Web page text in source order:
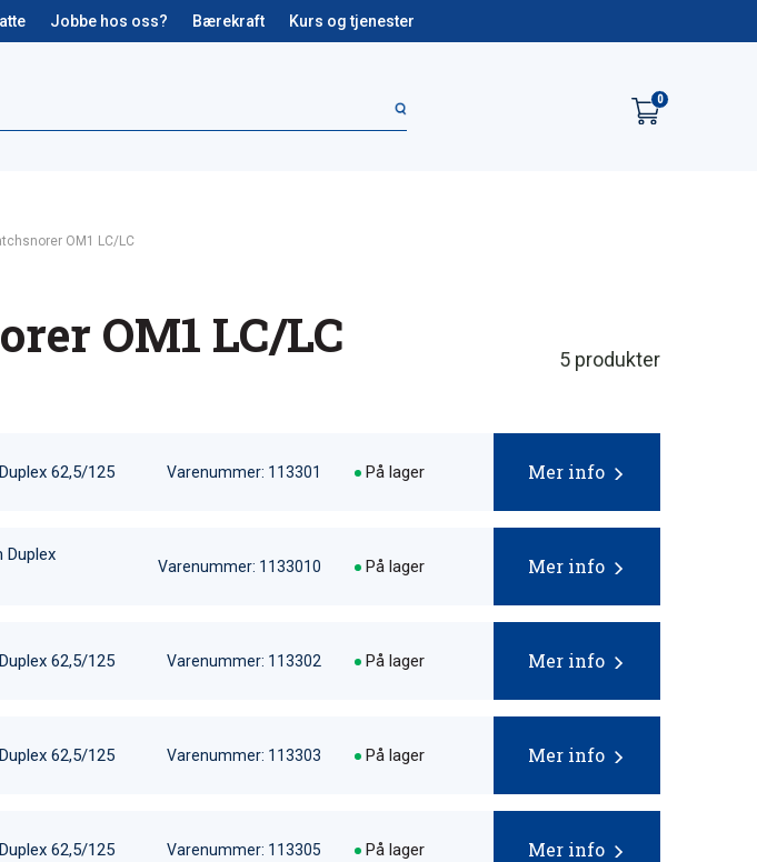
Jobbe hos oss? Bærekraft Kurs og tjenester
0
OM1 LC/LC
OM1 LC/LC 5 produkter
62,5/125 Varenummer: 113301 På lager Mer info
Duplex
Varenummer: 1133010 På lager Mer info
62,5/125 Varenummer: 113302 På lager Mer info
62,5/125 Varenummer: 113303 På lager Mer info
62,5/125 Varenummer: 113305 På lager Mer info